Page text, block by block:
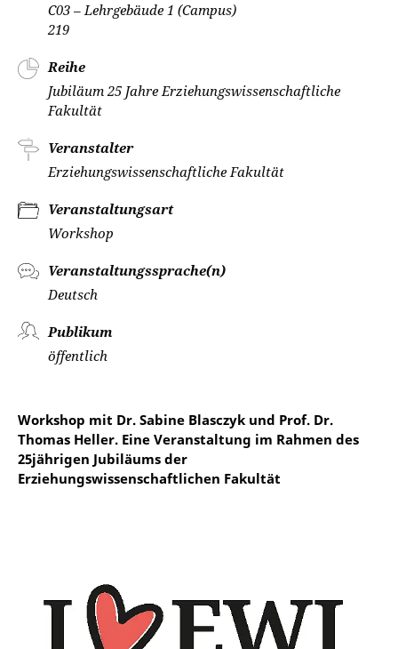
C03 – Lehrgebäude 1 (Campus)
219
Reihe
Jubiläum 25 Jahre Erziehungswissenschaftliche
Fakultät
Veranstalter
Erziehungswissenschaftliche Fakultät
Veranstaltungsart
Workshop
Veranstaltungssprache(n)
Deutsch
Publikum
öffentlich
Workshop mit Dr. Sabine Blasczyk und Prof. Dr.
Thomas Heller. Eine Veranstaltung im Rahmen des
25jährigen Jubiläums der
Erziehungswissenschaftlichen Fakultät